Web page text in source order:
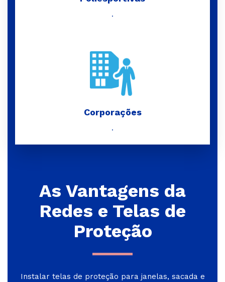
.
Corporações
.
As Vantagens da
Redes e Telas de
Proteção
Instalar telas de proteção para janelas, sacada e